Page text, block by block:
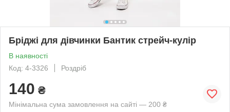
Бріджі для дівчинки Бантик стрейч-кулір
В наявності
Код: 4-3326
Роздріб
140 ₴
Мінімальна сума замовлення на сайті — 200 ₴